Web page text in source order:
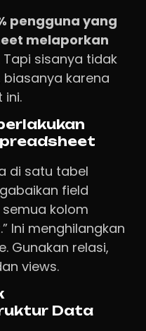
pengguna yang
melaporkan
Tapi sisanya tidak
karena
ini.
di satu tabel
field
kolom
Ini menghilangkan
Gunakan relasi,
views.
Data